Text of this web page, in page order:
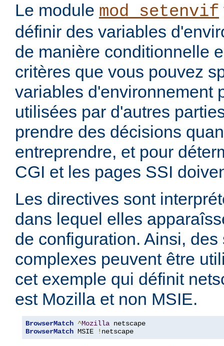
Le module mod_setenvif
définir des variables
de manière conditionnelle
critères que vous pouvez
variables d'environnement
utilisées par d'autres
prendre des décisions
entreprendre, et pour
CGI et les pages SSI
Les directives sont
dans lequel elles
de configuration. Ainsi,
complexes peuvent être
cet exemple qui définit
est Mozilla et non MSIE.
BrowserMatch ^Mozilla
BrowserMatch MSIE ! netscape